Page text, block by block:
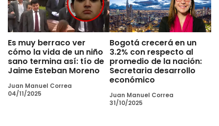
Es muy berraco ver
cómo la vida de un niño
sano termina así: tío de
Jaime Esteban Moreno
Juan Manuel Correa
04/11/2025
Bogotá crecerá en un
3.2% con respecto al
promedio de la nación:
Secretaria desarrollo
económico
Juan Manuel Correa
31/10/2025